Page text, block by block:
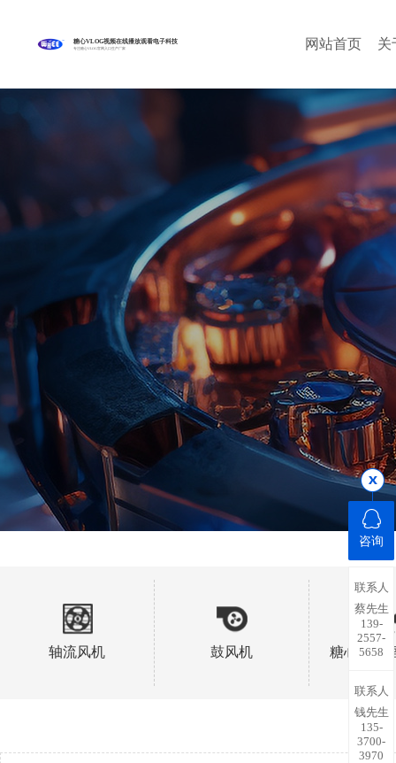
糖心VLOG视频在线播放观看电子科技
专注糖心VLOG官网入口生产厂家 网站首页 关
轴流风机 鼓风机 糖心视频
咨询
联系人
蔡先生
139-
2557-
5658
联系人
钱先生
135-
3700-
3970